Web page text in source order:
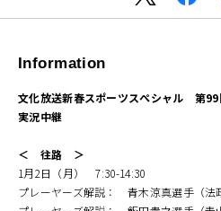
Information
文化放送新春スポーツスぺシャル 第
実況中継
＜ 往路 ＞
1月2日（月） 7:30-14:30
プレーヤーズ解説： 青木涼真選手（法